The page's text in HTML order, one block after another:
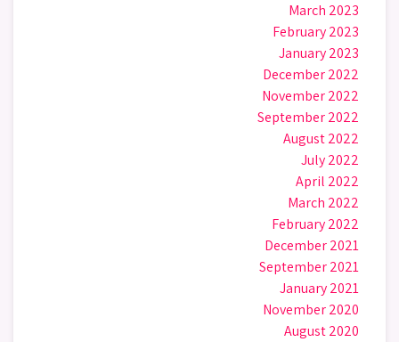
March 2023
February 2023
January 2023
December 2022
November 2022
September 2022
August 2022
July 2022
April 2022
March 2022
February 2022
December 2021
September 2021
January 2021
November 2020
August 2020